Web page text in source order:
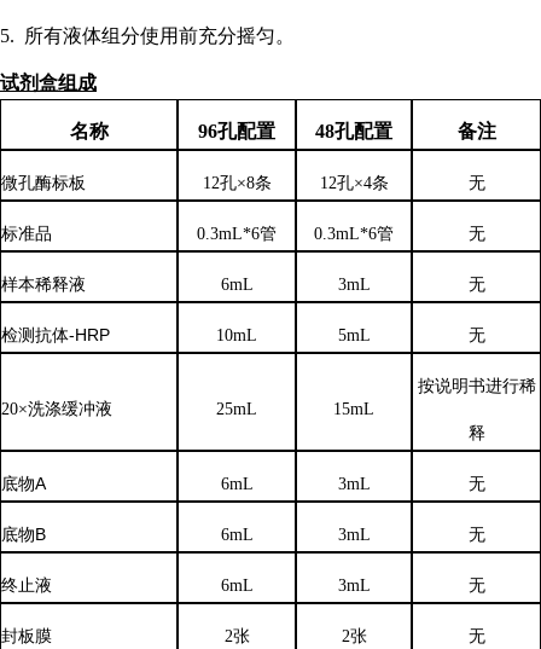
5. 所有液体组分使用前充分摇匀。
试剂盒组成
名称 96孔配置 48孔配置 备注
微孔酶标板 12孔×8条 12孔×4条 无
标准品 0.3mL*6管 0.3mL*6管 无
样本稀释液 6mL 3mL 无
检测抗体-HRP 10mL 5mL 无
20×洗涤缓冲液 25mL 15mL
按说明书进行稀
释
底物A 6mL 3mL 无
底物B 6mL 3mL 无
终止液 6mL 3mL 无
封板膜 2张 2张 无